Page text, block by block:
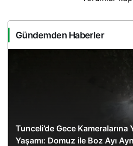
Gündemden Haberler
Tunceli’de Gece Kameralarına
Yaşamı: Domuz ile Boz Ayı